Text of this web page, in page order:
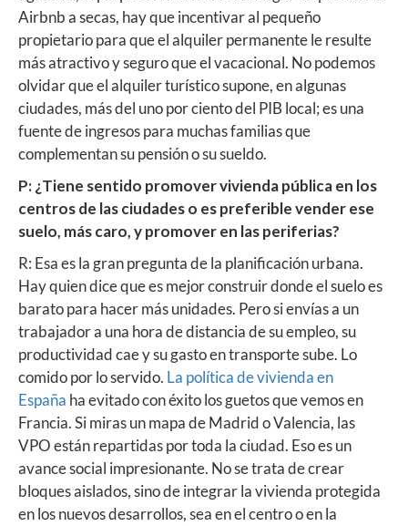
Airbnb a secas, hay que incentivar al pequeño
propietario para que el alquiler permanente le resulte
más atractivo y seguro que el vacacional. No podemos
olvidar que el alquiler turístico supone, en algunas
ciudades, más del uno por ciento del PIB local; es una
fuente de ingresos para muchas familias que
complementan su pensión o su sueldo.
P: ¿Tiene sentido promover vivienda pública en los
centros de las ciudades o es preferible vender ese
suelo, más caro, y promover en las periferias?
R: Esa es la gran pregunta de la planificación urbana.
Hay quien dice que es mejor construir donde el suelo es
barato para hacer más unidades. Pero si envías a un
trabajador a una hora de distancia de su empleo, su
productividad cae y su gasto en transporte sube. Lo
comido por lo servido. La política de vivienda en
España ha evitado con éxito los guetos que vemos en
Francia. Si miras un mapa de Madrid o Valencia, las
VPO están repartidas por toda la ciudad. Eso es un
avance social impresionante. No se trata de crear
bloques aislados, sino de integrar la vivienda protegida
en los nuevos desarrollos, sea en el centro o en la